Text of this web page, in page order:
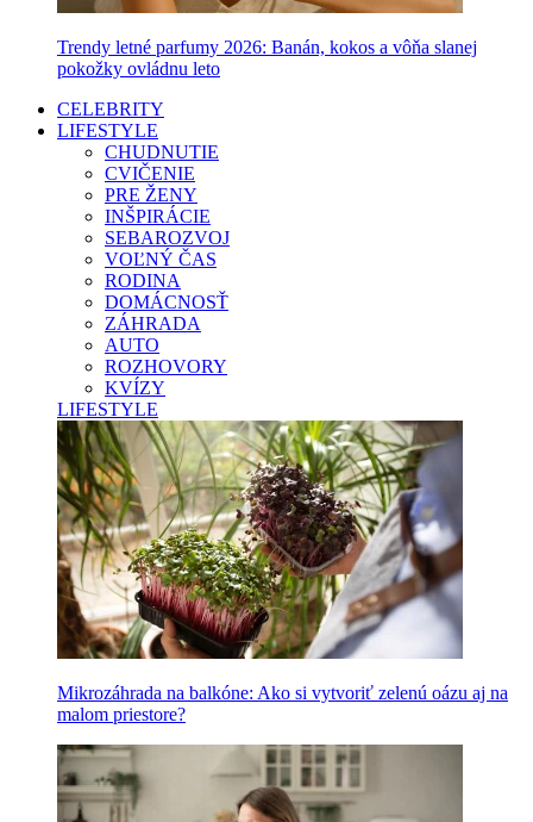
Trendy letné parfumy 2026: Banán, kokos a vôňa slanej
pokožky ovládnu leto
CELEBRITY
LIFESTYLE
CHUDNUTIE
CVIČENIE
PRE ŽENY
INŠPIRÁCIE
SEBAROZVOJ
VOĽNÝ ČAS
RODINA
DOMÁCNOSŤ
ZÁHRADA
AUTO
ROZHOVORY
KVÍZY
LIFESTYLE
Mikrozáhrada na balkóne: Ako si vytvoriť zelenú oázu aj na
malom priestore?